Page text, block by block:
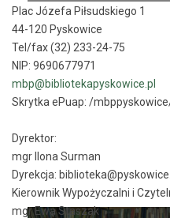
Plac Józefa Piłsudskiego 1
44-120 Pyskowice
Tel/fax (32) 233-24-75
NIP: 9690677971
mbp@bibliotekapyskowice.pl
Skrytka ePuap: /
Dyrektor:
mgr Ilona Surman
Dyrekcja:
Kierownik Wypożyczalni i
mgr Ewa Staszak